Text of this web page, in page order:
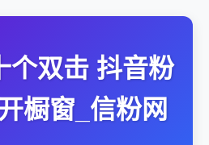
个双击 抖音粉
橱窗_信粉网